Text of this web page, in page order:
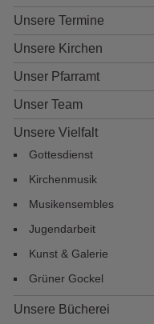
Unsere Termine
Unsere Kirchen
Unser Pfarramt
Unser Team
Unsere Vielfalt
Gottesdienst
Kirchenmusik
Musikensembles
Jugendarbeit
Kunst & Galerie
Grüner Gockel
Unsere Bücherei